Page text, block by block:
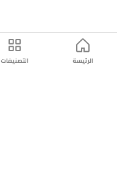
الرئيسة التصنيفات